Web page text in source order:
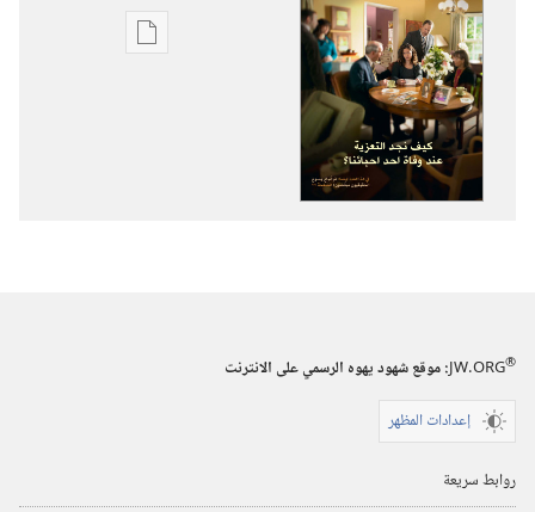
خيارات
JW.ORG®
:‏ موقع شهود يهوه الرسمي على الانترنت
إعدادات المظهر
روابط سريعة